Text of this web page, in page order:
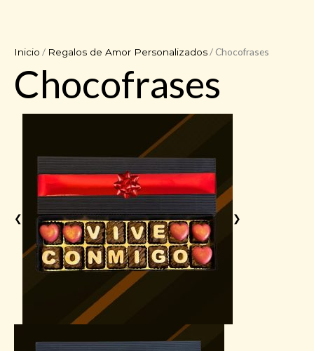
Inicio / Regalos de Amor Personalizados/ Chocofrases
Chocofrases
❮ ❯